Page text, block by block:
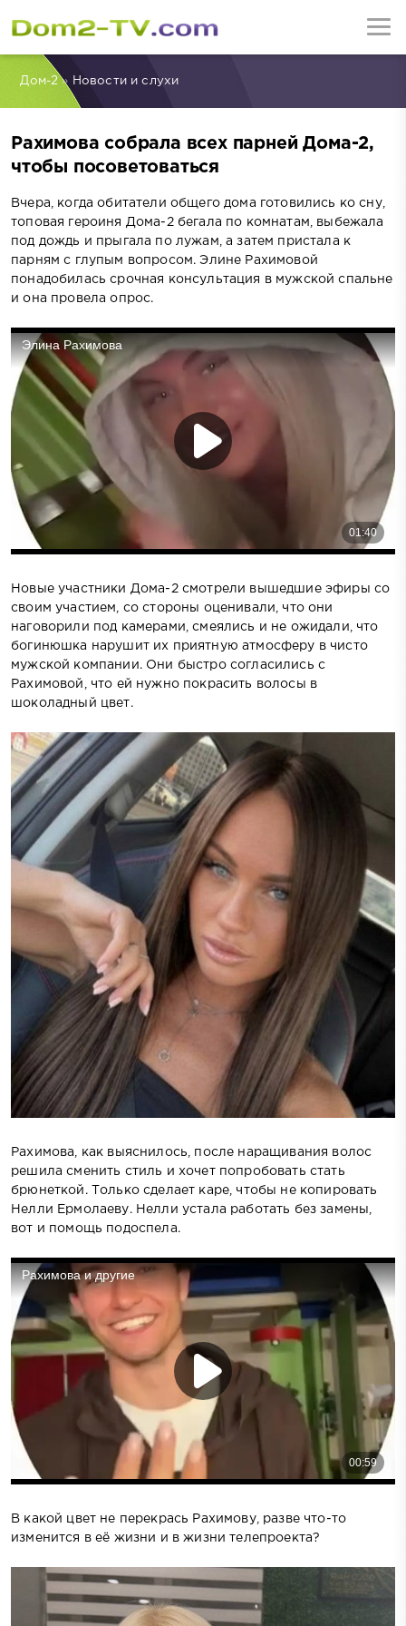
Дом-2» Новости и слухи
Рахимова собрала всех парней Дома-2,
чтобы посоветоваться
Вчера, когда обитатели общего дома готовились ко сну,
топовая героиня Дома-2 бегала по комнатам, выбежала
под дождь и прыгала по лужам, а затем пристала к
парням с глупым вопросом. Элине Рахимовой
понадобилась срочная консультация в мужской спальне
и она провела опрос.
Новые участники Дома-2 смотрели вышедшие эфиры со
своим участием, со стороны оценивали, что они
наговорили под камерами, смеялись и не ожидали, что
богинюшка нарушит их приятную атмосферу в чисто
мужской компании. Они быстро согласились с
Рахимовой, что ей нужно покрасить волосы в
шоколадный цвет.
Рахимова, как выяснилось, после наращивания волос
решила сменить стиль и хочет попробовать стать
брюнеткой. Только сделает каре, чтобы не копировать
Нелли Ермолаеву. Нелли устала работать без замены,
вот и помощь подоспела.
В какой цвет не перекрась Рахимову, разве что-то
изменится в её жизни и в жизни телепроекта?